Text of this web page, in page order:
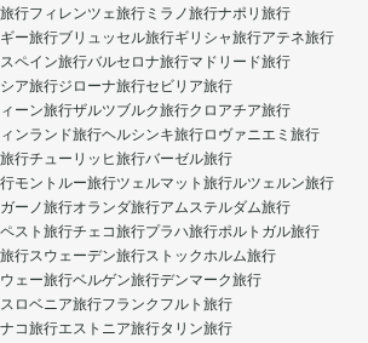
行フィレンツェ旅行 ミラノ旅行ナポリ旅行
ー旅行ブリュッセル旅行ギリシャ旅行アテネ旅行
スペイン旅行バルセロナ旅行マドリード旅行
ア旅行ジローナ旅行セビリア旅行
ーン旅行ザルツブルク旅行クロアチア旅行
ンランド旅行ヘルシンキ旅行ロヴァニエミ旅行
行チューリッヒ旅行バーゼル旅行
モントルー旅行ツェルマット旅行ルツェルン旅行
ーノ旅行オランダ旅行アムステルダム旅行
スト旅行チェコ旅行プラハ旅行ポルトガル旅行
行スウェーデン旅行ストックホルム旅行
ェー旅行ベルゲン旅行デンマーク旅行
スロベニア旅行フランクフルト旅行
コ旅行エストニア旅行タリン旅行